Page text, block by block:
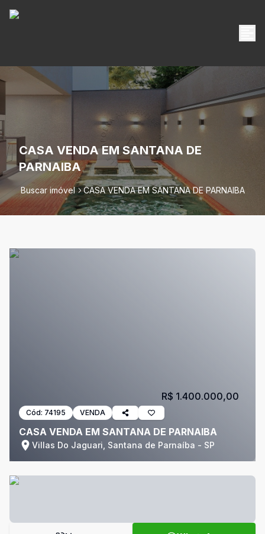
CASA VENDA EM SANTANA DE
PARNAIBA
Buscar imóvel CASA VENDA EM SANTANA DE PARNAIBA
Cód: 74195 VENDA
CASA VENDA EM SANTANA DE PARNAIBA
Villas Do Jaguari, Santana de Parnaíba - SP
R$ 1.400.000,00